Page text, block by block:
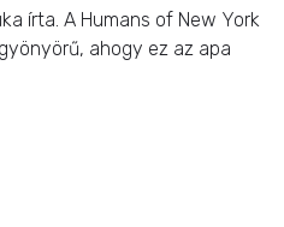
írta. A Humans of New York
ahogy ez az apa